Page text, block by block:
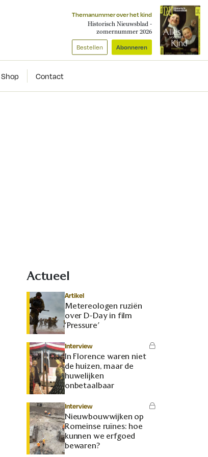
Themanummer over het kind
Historisch Nieuwsblad -
zomernummer 2026
Bestellen Abonneren
Shop Contact
Actueel
Artikel
Metereologen ruziën
over D-Day in film
‘Pressure’
Interview
In Florence waren niet
de huizen, maar de
huwelijken
onbetaalbaar
Interview
Nieuwbouwwijken op
Romeinse ruïnes: hoe
kunnen we erfgoed
bewaren?